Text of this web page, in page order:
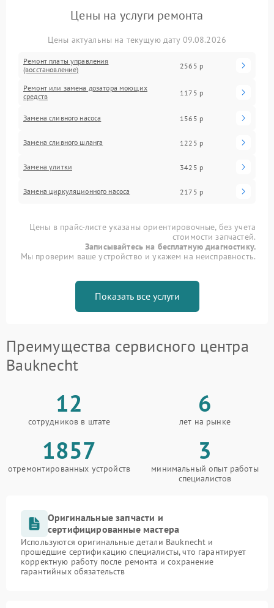
Цены на услуги ремонта
Цены актуальны на текущую дату 09.08.2026
Ремонт платы управления
(восстановление)
2565 р
Ремонт или замена дозатора моющих
средств
1175 р
Замена сливного насоса 1565 р
Замена сливного шланга 1225 р
Замена улитки 3425 р
Замена циркуляционного насоса 2175 р
Цены в прайс-листе указаны ориентировочные, без учета
стоимости запчастей.
Записывайтесь на бесплатную диагностику.
Мы проверим ваше устройство и укажем на неисправность.
Показать все услуги
Преимущества сервисного центра
Bauknecht
12
сотрудников в штате
6
лет на рынке
1857
отремонтированных устройств
3
минимальный опыт работы
специалистов
Оригинальные запчасти и
сертифицированные мастера
Используются оригинальные детали Bauknecht и
прошедшие сертификацию специалисты, что гарантирует
корректную работу после ремонта и сохранение
гарантийных обязательств